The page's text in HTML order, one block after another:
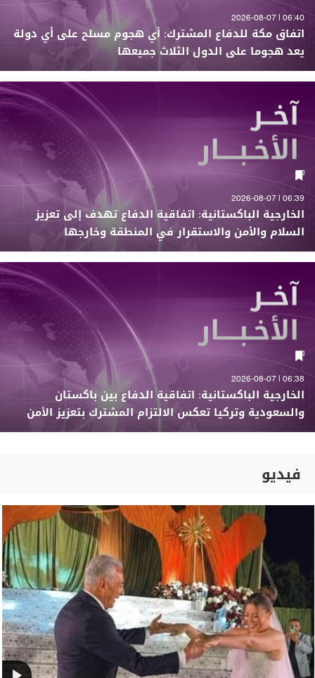
06:40 | 2026-08-07
اتفاق مكة للدفاع المشترك: أي هجوم مسلح على أي دولة
يعد هجوما على الدول الثلاث جميعها
06:39 | 2026-08-07
الخارجية الباكستانية: اتفاقية الدفاع تهدف إلى تعزيز
السلام والأمن والاستقرار في المنطقة وخارجها
06:38 | 2026-08-07
الخارجية الباكستانية: اتفاقية الدفاع بين باكستان
والسعودية وتركيا تعكس الالتزام المشترك بتعزيز الأمن
فيديو